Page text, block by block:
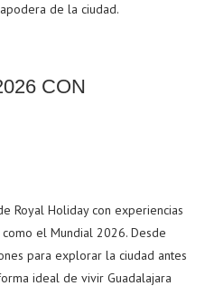
de la ciudad.
CON
Royal Holiday con experiencias
el Mundial 2026. Desde
para explorar la ciudad antes
ideal de vivir Guadalajara